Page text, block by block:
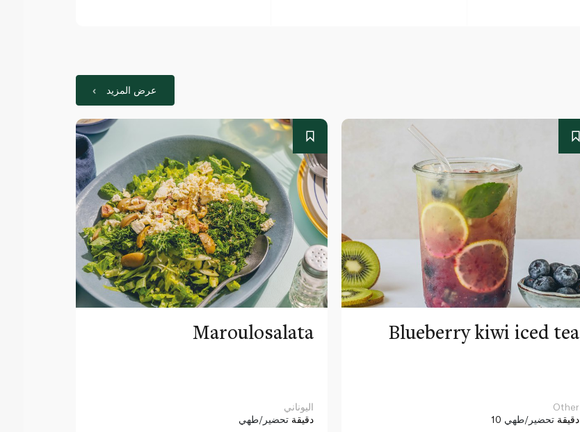
عرض المزيد
Maroulosalata
اليوناني
دقيقة تحضير/طهي
Blueberry kiwi iced tea
Other
10 دقيقة تحضير/طهي